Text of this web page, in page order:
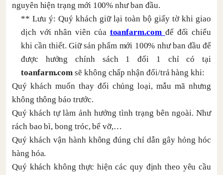
nguyên hiện trạng mới 100% như ban đầu.
** Lưu ý: Quý khách giữ lại toàn bộ giấy tờ khi giao
dịch với nhân viên của toanfarm.com để đối chiếu
khi cần thiết. Giữ sản phẩm mới 100% như ban đầu để
được hưởng chính sách 1 đổi 1 chỉ có tại
toanfarm.comsẽ không chấp nhận đổi/trả hàng khi:
Quý khách muốn thay đổi chủng loại, mẫu mã nhưng
không thông báo trước.
Quý khách tự làm ảnh hưởng tình trạng bên ngoài. Như
rách bao bì, bong tróc, bể vỡ,…
Quý khách vận hành không đúng chỉ dẫn gây hỏng hóc
hàng hóa.
Quý khách không thực hiện các quy định theo yêu cầu